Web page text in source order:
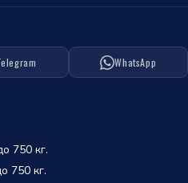
WhatsApp
750 кг.
750 кг.